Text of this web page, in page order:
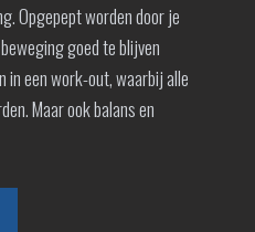
Opgepept worden door je
goed te blijven
in een work-out, waarbij alle
Maar ook balans en